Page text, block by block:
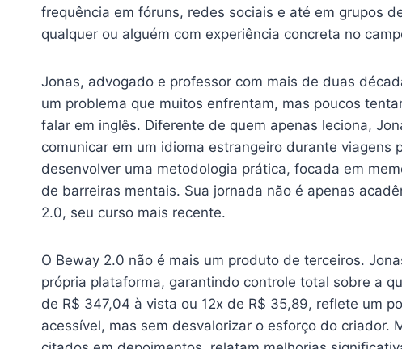
frequência em fóruns, redes sociais e até em grupos
qualquer ou alguém com experiência concreta no
Jonas, advogado e professor com mais de duas
um problema que muitos enfrentam, mas poucos
falar em inglês. Diferente de quem apenas leciona,
comunicar em um idioma estrangeiro durante viagens
desenvolver uma metodologia prática, focada em
de barreiras mentais. Sua jornada não é apenas
2.0, seu curso mais recente.
O Beway 2.0 não é mais um produto de terceiros.
própria plataforma, garantindo controle total sobre a
de R$ 347,04 à vista ou 12x de R$ 35,89, reflete um
acessível, mas sem desvalorizar o esforço do criador.